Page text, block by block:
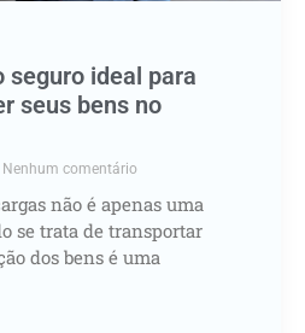
seguro ideal para
seus bens no
Nenhum comentário
não é apenas uma
se trata de transportar
dos bens é uma